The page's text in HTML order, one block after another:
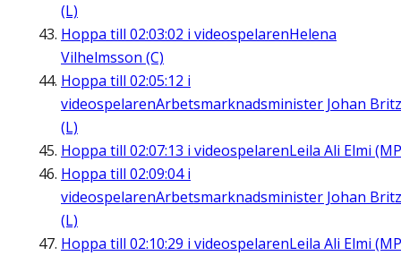
(L)
Hoppa till 02:03:02 i videospelarenHelena
Vilhelmsson (C)
Hoppa till 02:05:12 i
videospelarenArbetsmarknadsminister Johan Britz
(L)
Hoppa till 02:07:13 i videospelarenLeila Ali Elmi
Hoppa till 02:09:04i
videospelarenArbetsmarknadsminister Johan Britz
(L)
Hoppa till 02:10:29 i videospelarenLeila Ali Elmi